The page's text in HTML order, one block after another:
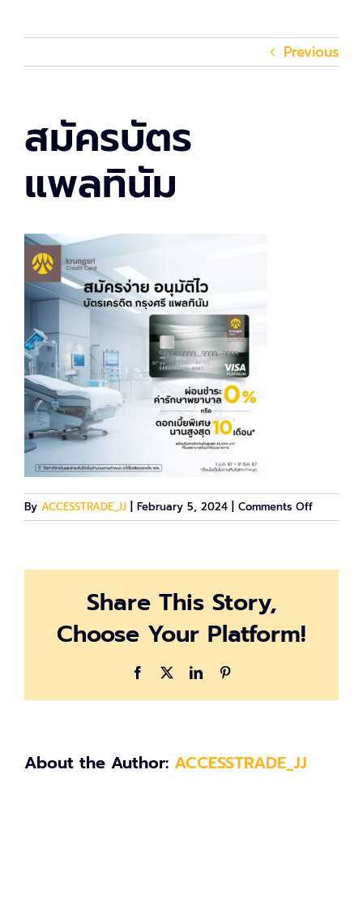
Previous
สมัครบัตร
แพลทินัม
By ACCESSTRADE_JJ February 5, 2024 Comments Offon
สมัคร
Share This Story,
Choose Your Platform!
Facebook LinkedIn
About the Author: ACCESSTRADE_JJ